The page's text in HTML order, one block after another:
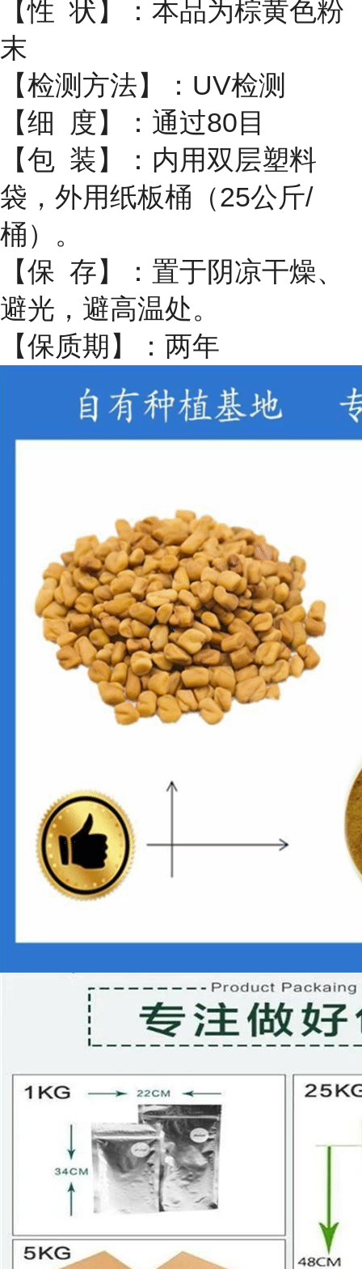
【性 状】：本品为棕黄色粉
末
【检测方法】：UV检测
【细 度】：通过80目
【包 装】：内用双层塑料
袋，外用纸板桶（25公斤/
桶）。
【保 存】：置于阴凉干燥、
避光，避高温处。
【保质期】：两年